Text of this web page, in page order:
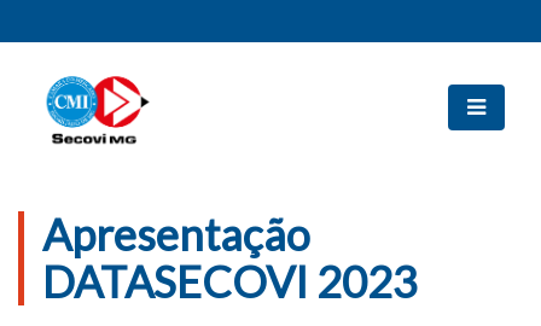
Apresentação
DATASECOVI 2023